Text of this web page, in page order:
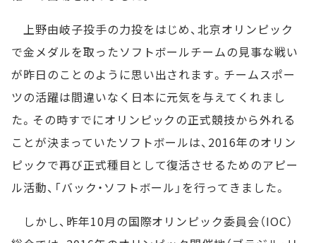
上野由岐子投手の力投をはじめ、北京オリンピック
で金メダルを取ったソフトボールチームの見事な戦い
が昨日のことのように思い出されます。チームスポー
ツの活躍は間違いなく日本に元気を与えてくれまし
た。その時すでにオリンピックの正式競技から外れる
ことが決まっていたソフトボールは、2016年のオリン
ピックで再び正式種目として復活させるためのアピー
ル活動、「バック・ソフトボール」を行ってきました。
しかし、昨年10月の国際オリンピック委員会（IOC）